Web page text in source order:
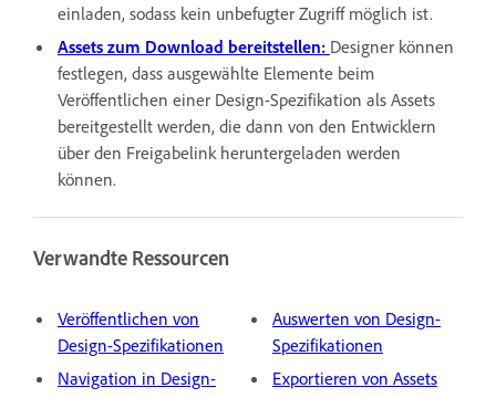
einladen, sodass kein unbefugter Zugriff möglich ist.
Assets zum Download bereitstellen: Designer können
festlegen, dass ausgewählte Elemente beim
Veröffentlichen einer Design-Spezifikation als Assets
bereitgestellt werden, die dann von den Entwicklern
über den Freigabelink heruntergeladen werden
können.
Verwandte Ressourcen
Veröffentlichen von
Design-Spezifikationen
Navigation in Design-
Auswerten von Design-
Spezifikationen
Exportieren von Assets